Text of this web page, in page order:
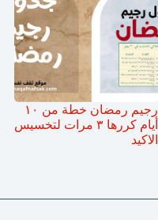
رجيم رمضان خطة من ١٠
أيام كررها ٣ مرات لتخسيس
الاكيد